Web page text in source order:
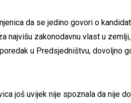
da se jedino govori o
najvišu zakonodavnu vlast u
u Predsjedništvu, dovoljno
još uvijek nije spoznala da nije